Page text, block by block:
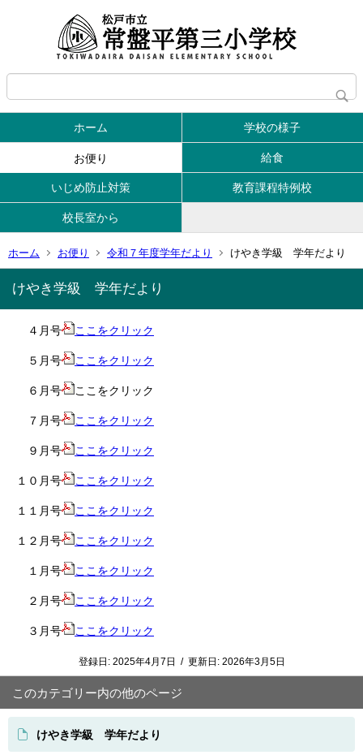
ホーム 学校の様子
お便り 給食
いじめ防止対策 教育課程特例校
校長室から
ホーム お便り 令和７年度学年だより けやき学級 学年だより
けやき学級 学年だより
４月号 ここをクリック
５月号 ここをクリック
６月号 ここをクリック
７月号 ここをクリック
９月号 ここをクリック
１０月号 ここをクリック
１１月号 ここをクリック
１２月号 ここをクリック
１月号 ここをクリック
２月号 ここをクリック
３月号 ここをクリック
登録日: 2025年4月7日 / 更新日: 2026年3月5日
このカテゴリー内の他のページ
けやき学級 学年だより